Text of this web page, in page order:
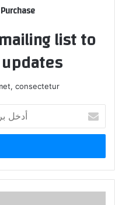
list to
consectetur.
بريدك
الإلكتروني